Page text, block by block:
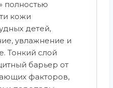
полностью
кожи
детей,
увлажнение и
Тонкий слой
барьер от
факторов,